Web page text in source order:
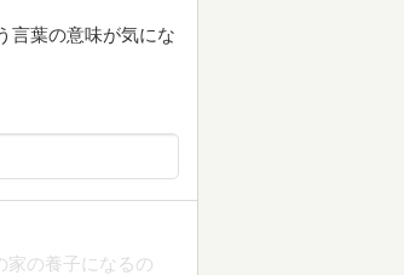
言葉の意味が気にな
家の養子になるの